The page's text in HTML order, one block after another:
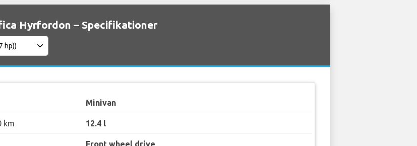
Hyrfordon – Specifikationer
Minivan
km 12.4 l
Front wheel drive